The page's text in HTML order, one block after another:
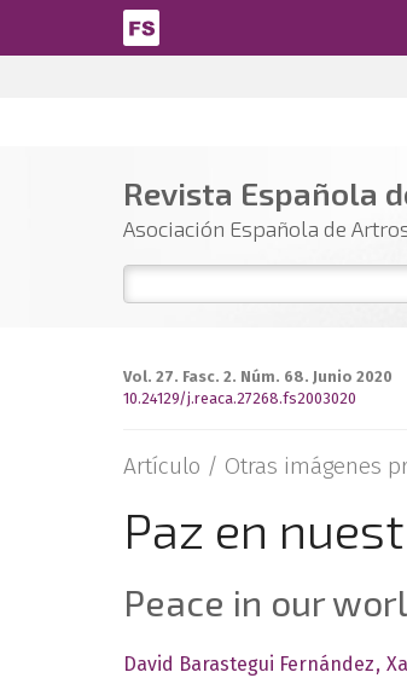
Pasar al contenido principal
Revista Española
Asociación Española de
Vol. 27. Fasc. 2. Núm. 68. Junio 2020
10.24129/j.reaca.27268.fs2003020
Artículo / Otras imágenes
Paz en
Peace in our
David Barastegui Fernández